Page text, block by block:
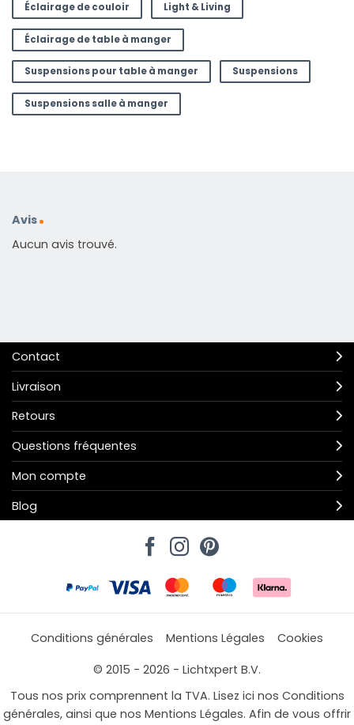
Éclairage de couloir Light & Living
Éclairage de table à manger
Suspensions pour table à manger Suspensions
Suspensions salle à manger
Avis
Aucun avis trouvé.
Contact
Livraison
Retours
Questions fréquentes
Mon compte
Blog
Conditions générales Mentions Légales
Cookies
© 2015 - 2026 - Lichtxpert B.V.
Tous nos prix comprennent la TVA. Lisez ici nos Conditions
générales, ainsi que nos Mentions Légales. Afin de vous offrir